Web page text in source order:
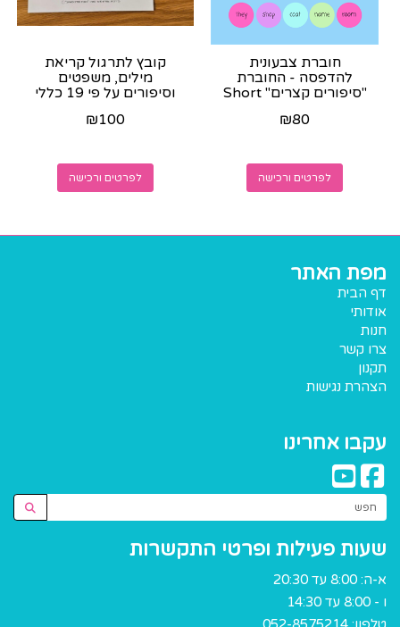
חוברת צבעונית
להדפסה - החוברת
"סיפורים קצרים" Short
בוואצאפ לאחר...
₪80
לפרטים ורכישה
קובץ לתרגול קריאת
מילים, משפטים
וסיפורים על פי 19 כללי
קובץ...
₪100
לפרטים ורכישה
מפת האתר
דף הבית
אודותי
חנות
צרו קשר
תקנון
הצהרת נגישות
עקבו אחרינו
שעות פעילות ופרטי התקשרות
א-ה: 8:00 עד 20:30
ו - 8:00 עד 14:30